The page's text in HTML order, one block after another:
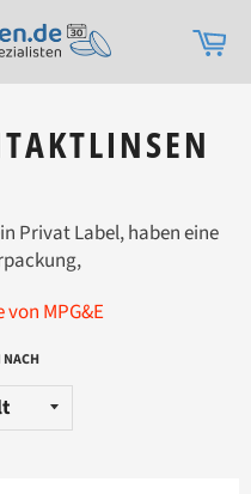
Privat Label, haben eine
MPG&E
NACH